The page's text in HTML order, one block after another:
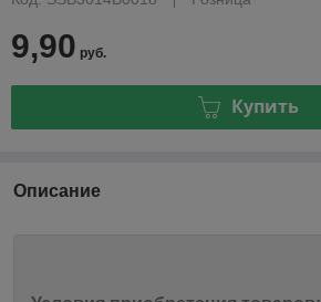
9,90 руб.
Купить
Описание